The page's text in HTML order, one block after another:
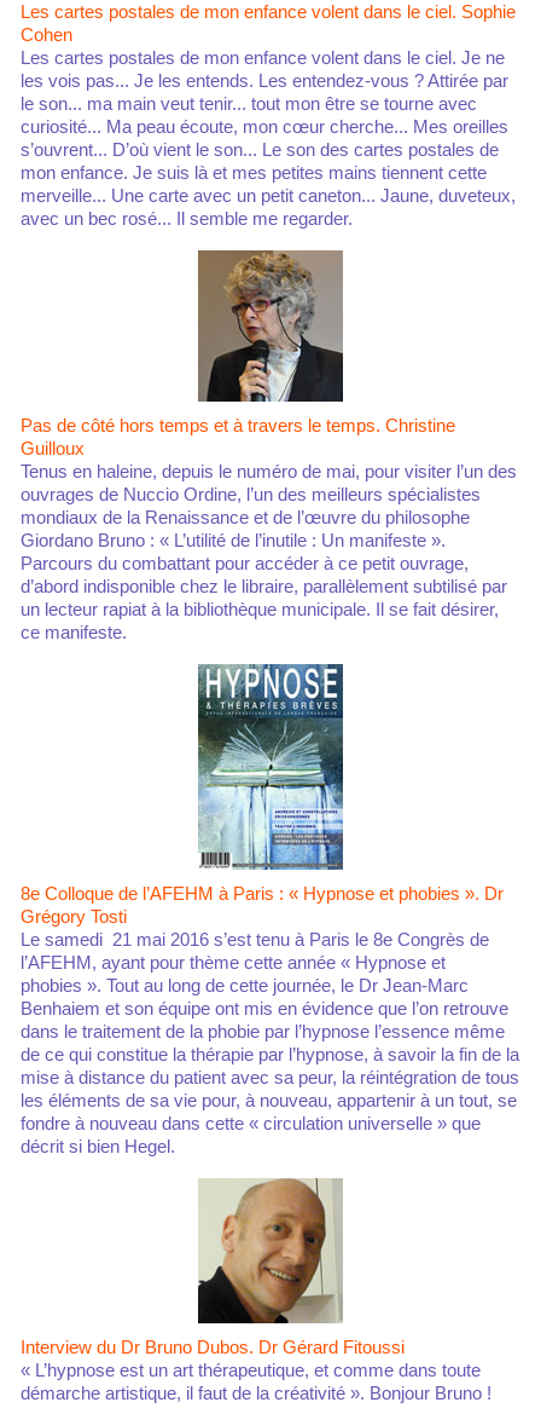
Les cartes postales de mon enfance volent dans le ciel. Sophie
Cohen
Les cartes postales de mon enfance volent dans le ciel. Je ne
les vois pas... Je les entends. Les entendez-vous ? Attirée par
le son... ma main veut tenir... tout mon être se tourne avec
curiosité... Ma peau écoute, mon cœur cherche... Mes oreilles
s’ouvrent... D’où vient le son... Le son des cartes postales de
mon enfance. Je suis là et mes petites mains tiennent cette
merveille... Une carte avec un petit caneton... Jaune, duveteux,
avec un bec rosé... Il semble me regarder.
Pas de côté hors temps et à travers le temps. Christine
Guilloux
Tenus en haleine, depuis le numéro de mai, pour visiter l’un des
ouvrages de Nuccio Ordine, l’un des meilleurs spécialistes
mondiaux de la Renaissance et de l’œuvre du philosophe
Giordano Bruno : « L’utilité de l’inutile : Un manifeste ».
Parcours du combattant pour accéder à ce petit ouvrage,
d’abord indisponible chez le libraire, parallèlement subtilisé par
un lecteur rapiat à la bibliothèque municipale. Il se fait désirer,
ce manifeste.
8e Colloque de l’AFEHM à Paris : « Hypnose et phobies ». Dr
Grégory Tosti
Le samedi 21 mai 2016 s’est tenu à Paris le 8e Congrès de
l’AFEHM, ayant pour thème cette année « Hypnose et
phobies ». Tout au long de cette journée, le Dr Jean-Marc
Benhaiem et son équipe ont mis en évidence que l’on retrouve
dans le traitement de la phobie par l’hypnose l’essence même
de ce qui constitue la thérapie par l’hypnose, à savoir la fin de la
mise à distance du patient avec sa peur, la réintégration de tous
les éléments de sa vie pour, à nouveau, appartenir à un tout, se
fondre à nouveau dans cette « circulation universelle » que
décrit si bien Hegel.
Interview du Dr Bruno Dubos. Dr Gérard Fitoussi
« L’hypnose est un art thérapeutique, et comme dans toute
démarche artistique, il faut de la créativité ». Bonjour Bruno !